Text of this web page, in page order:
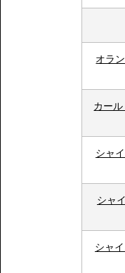
オラ
カー
シャ
シャ
シャ